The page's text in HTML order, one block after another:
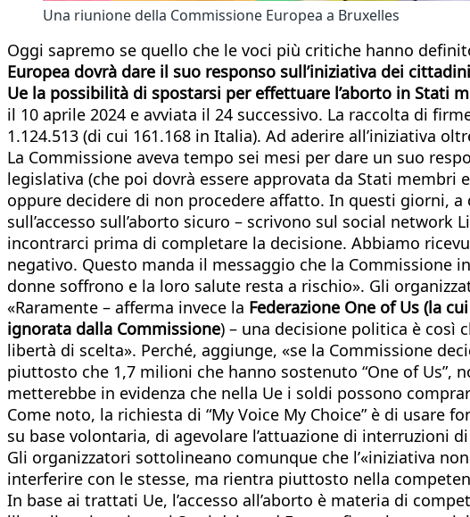
Una riunione della Commissione Europea a Bruxelles
Oggi sapremo se quello che le voci più critiche hanno
Europea dovrà dare il suo responso sull’iniziativa dei
Ue la possibilità di spostarsi per effettuare l’aborto in Stati
il 10 aprile 2024 e avviata il 24 successivo. La raccolta di
1.124.513 (di cui 161.168 in Italia). Ad aderire all’iniziativa
La Commissione aveva tempo sei mesi per dare un suo
legislativa (che poi dovrà essere approvata da Stati
oppure decidere di non procedere affatto. In questi giorni,
sull’accesso sull’aborto sicuro – scrivono sul social
incontrarci prima di completare la decisione. Abbiamo
negativo. Questo manda il messaggio che la Commissione
donne soffrono e la loro salute resta a rischio». Gli
«Raramente – afferma invece la Federazione One of Us (la
ignorata dalla Commissione) – una decisione politica è così
libertà di scelta». Perché, aggiunge, «se la Commissione
piuttosto che 1,7 milioni che hanno sostenuto “One of
metterebbe in evidenza che nella Ue i soldi possono
Come noto, la richiesta di “My Voice My Choice” è di
su base volontaria, di agevolare l’attuazione di interruzioni
Gli organizzatori sottolineano comunque che l’«iniziativa
interferire con le stesse, ma rientra piuttosto nella
In base ai trattati Ue, l’accesso all’aborto è materia di